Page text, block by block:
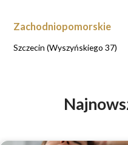
Zachodniopomorskie
Szczecin (Wyszyńskiego 37)